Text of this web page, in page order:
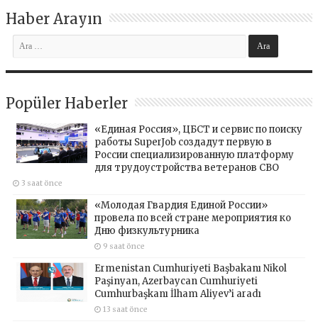
Haber Arayın
Popüler Haberler
«Единая Россия», ЦБСТ и сервис по поиску
работы SuperJob создадут первую в
России специализированную платформу
для трудоустройства ветеранов СВО
3 saat önce
«Молодая Гвардия Единой России»
провела по всей стране мероприятия ко
Дню физкультурника
9 saat önce
Ermenistan Cumhuriyeti Başbakanı Nikol
Paşinyan, Azerbaycan Cumhuriyeti
Cumhurbaşkanı İlham Aliyev’i aradı
13 saat önce